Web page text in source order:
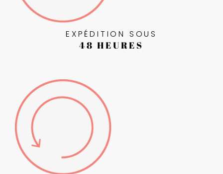
EXPÉDITION SOUS
48 HEURES